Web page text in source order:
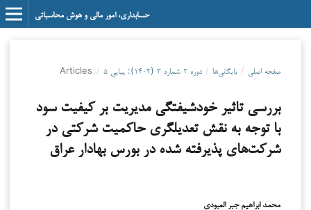
حسابداری، امور مالی و هوش محاسباتی
صفحه اصلی / بایگانی‌ها / دوره ۲ شماره ۳ (۱۴۰۳): پیاپی ۵ /
Articles
بررسی تاثیر خودشیفتگی مدیریت بر کیفیت سود
با توجه به نقش تعدیلگری حاکمیت شرکتی در
شرکت‌های پذیرفته شده در بورس بهادار عراق
محمد ابراهیم جبر العبودی